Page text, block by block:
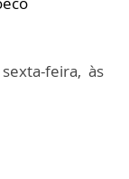
feira, às